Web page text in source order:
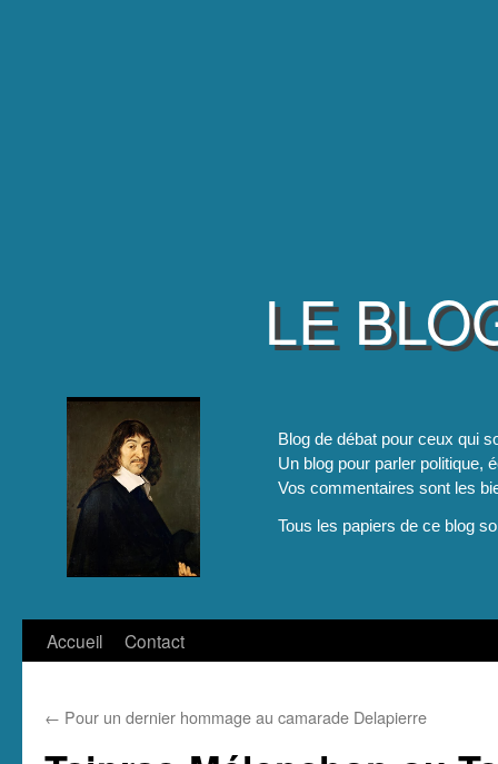
LE
Blog de débat pour ceux qui
Un blog pour parler politique,
Vos commentaires sont les
Tous les papiers de ce blog
Aller
contenu
Accueil Contact
← Pour un dernier hommage au camarade Delapierre